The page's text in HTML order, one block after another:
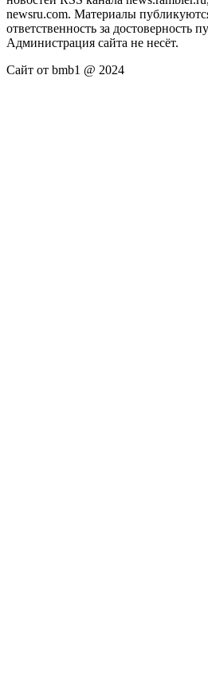
newsru.com. Материалы
ответственность за достоверность
Администрация сайта не несёт.
Сайт от bmb1 @ 2024